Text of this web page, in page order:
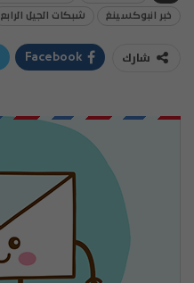
خبر انبوكسينغ شبكات الجيل الرابع
شارك Facebook